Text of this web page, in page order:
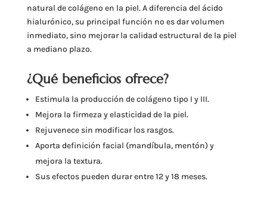
natural de colágeno en la piel. A diferencia del ácido
hialurónico, su principal función no es dar volumen
inmediato, sino mejorar la calidad estructural de la piel
a mediano plazo.
¿Qué beneficios ofrece?
Estimula la producción de colágeno tipo I y III.
Mejora la firmeza y elasticidad de la piel.
Rejuvenece sin modificar los rasgos.
Aporta definición facial (mandíbula, mentón) y
mejora la textura.
Sus efectos pueden durar entre 12 y 18 meses.